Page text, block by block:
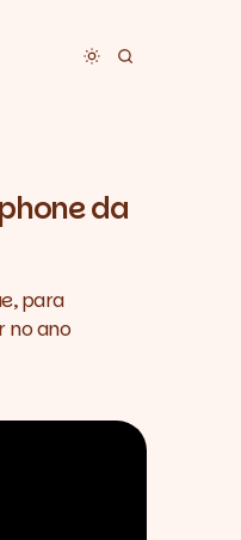
Toggle dark mode
da
para
no ano